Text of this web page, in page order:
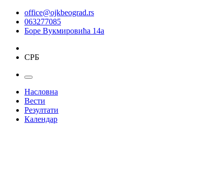
office@ojkbeograd.rs
063277085
Боре Вукмировића 14а
СРБ
Насловна
Вести
Резултати
Календар